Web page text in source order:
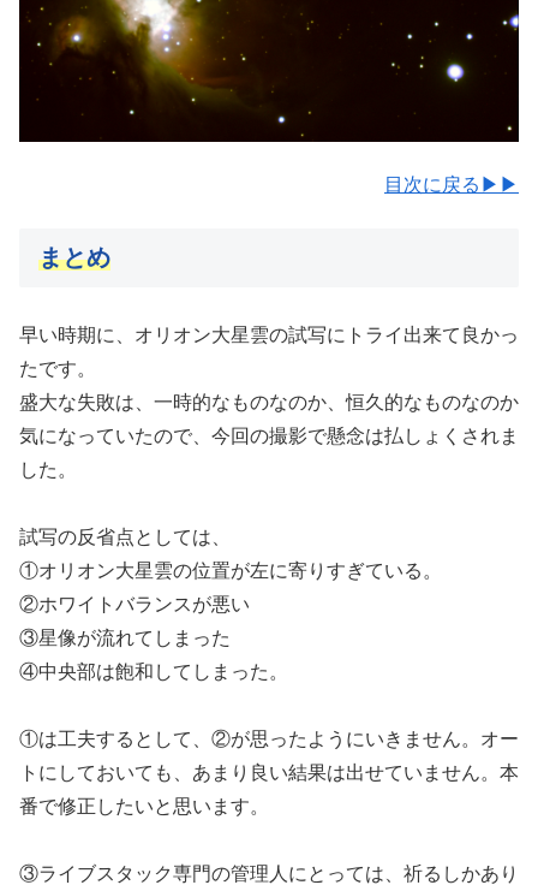
目次に戻る▶▶
まとめ
早い時期に、オリオン大星雲の試写にトライ出来て良かっ
たです。
盛大な失敗は、一時的なものなのか、恒久的なものなのか
気になっていたので、今回の撮影で懸念は払しょくされま
した。
試写の反省点としては、
①オリオン大星雲の位置が左に寄りすぎている。
②ホワイトバランスが悪い
③星像が流れてしまった
④中央部は飽和してしまった。
①は工夫するとして、②が思ったようにいきません。オー
トにしておいても、あまり良い結果は出せていません。本
番で修正したいと思います。
③ライブスタック専門の管理人にとっては、祈るしかあり